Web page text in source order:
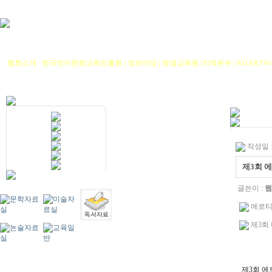
협회소개 한국언어문화교육진흥원 정보마당 평생교육원 지역본부
작성일
제3회
글쓴이 :
에로
제3회
제3회 에